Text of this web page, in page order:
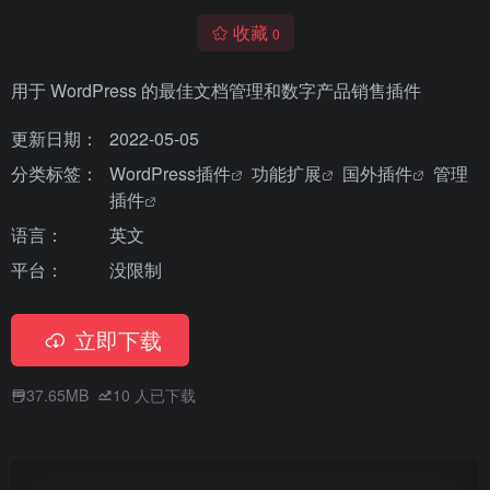
收藏 0
用于 WordPress 的最佳文档管理和数字产品销售插件
更新日期：
2022-05-05
分类标签：
WordPress插件 功能扩展 国外插件
管理
插件
语言：
英文
平台：
没限制
立即下载
37.65MB 10 人已下载